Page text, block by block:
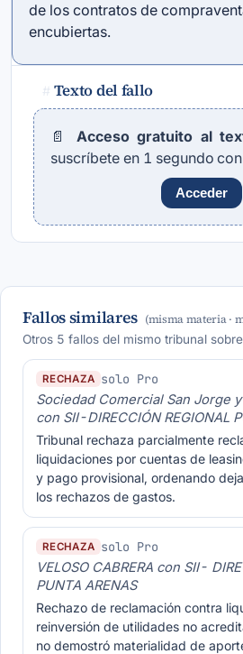
de los contratos de
encubiertas.
# Texto del fallo
📄 Acceso gratuito al
suscríbete en 1 segundo
Acceder
Fallos similares (misma materia ·
Otros 5 fallos del mismo tribunal sobre
RECHAZA solo Pro
Sociedad Comercial San Jorge
con SII-DIRECCIÓN REGIONAL
Tribunal rechaza parcialmente
liquidaciones por cuentas de
y pago provisional, ordenando
los rechazos de gastos.
RECHAZA solo Pro
VELOSO CABRERA con SII-
PUNTA ARENAS
Rechazo de reclamación contra
reinversión de utilidades no
no demostró materialidad de